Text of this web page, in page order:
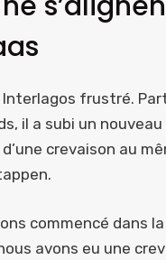
frustré.
il a subi un nouveau
crevaison au
commencé dans
avons eu une